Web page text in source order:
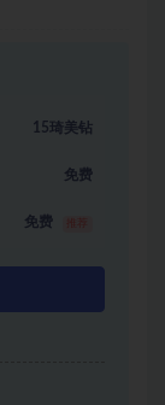
15琦美钻
免费
免费